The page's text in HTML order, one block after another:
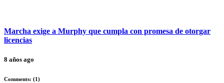
Marcha exige a Murphy que cumpla con promesa de otorgar
licencias
8 años ago
Comments: (1)